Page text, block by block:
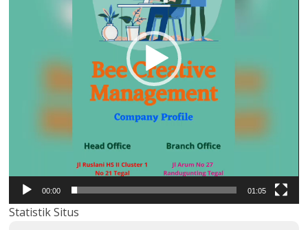
00:00 01:05
Statistik Situs